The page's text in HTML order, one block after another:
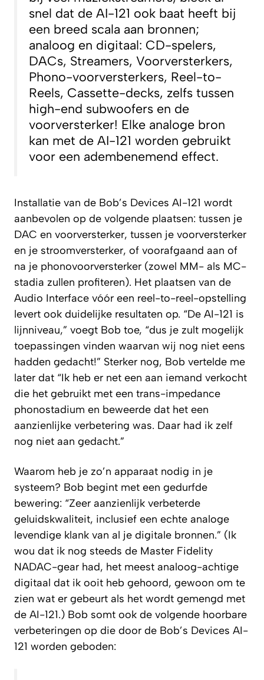
snel dat de AI-121 ook baat heeft bij
een breed scala aan bronnen;
analoog en digitaal: CD-spelers,
DACs, Streamers, Voorversterkers,
Phono-voorversterkers, Reel-to-
Reels, Cassette-decks, zelfs tussen
high-end subwoofers en de
voorversterker! Elke analoge bron
kan met de AI-121 worden gebruikt
voor een adembenemend effect.
Installatie van de Bob’s Devices AI-121 wordt
aanbevolen op de volgende plaatsen: tussen je
DAC en voorversterker, tussen je voorversterker
en je stroomversterker, of voorafgaand aan of
na je phonovoorversterker (zowel MM- als MC-
stadia zullen profiteren). Het plaatsen van de
Audio Interface vóór een reel-to-reel-opstelling
levert ook duidelijke resultaten op. “De AI-121 is
lijnniveau,” voegt Bob toe, “dus je zult mogelijk
toepassingen vinden waarvan wij nog niet eens
hadden gedacht!” Sterker nog, Bob vertelde me
later dat “Ik heb er net een aan iemand verkocht
die het gebruikt met een trans-impedance
phonostadium en beweerde dat het een
aanzienlijke verbetering was. Daar had ik zelf
nog niet aan gedacht.”
Waarom heb je zo’n apparaat nodig in je
systeem? Bob begint met een gedurfde
bewering: “Zeer aanzienlijk verbeterde
geluidskwaliteit, inclusief een echte analoge
levendige klank van al je digitale bronnen.” (Ik
wou dat ik nog steeds de Master Fidelity
NADAC-gear had, het meest analoog-achtige
digitaal dat ik ooit heb gehoord, gewoon om te
zien wat er gebeurt als het wordt gemengd met
de AI-121.) Bob somt ook de volgende hoorbare
verbeteringen op die door de Bob’s Devices AI-
121 worden geboden: